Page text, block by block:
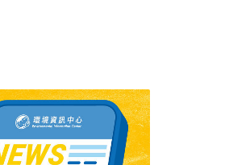
混摻棉籽油，國內化工
必須以正己烷精煉、
發掉，對人體肝腎有
利部食品藥物管理署長
藥署還在開發中，將於
於有盤商爆料，因為大